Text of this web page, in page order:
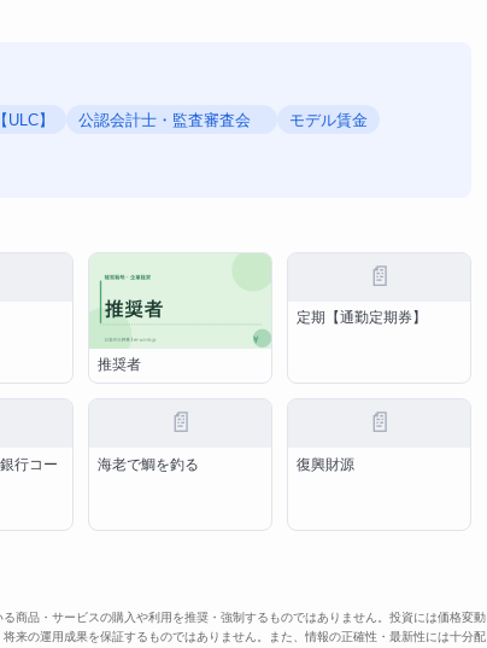
】 公認会計士・監査審査会 モデル賃金
推奨者
📄
定期【通勤定期券】
行コー
📄
海老で鯛を釣る
📄
復興財源
商品・サービスの購入や利用を推奨・強制するものではありません。投資には価格変動
来の運用成果を保証するものではありません。また、情報の正確性・最新性には十分配